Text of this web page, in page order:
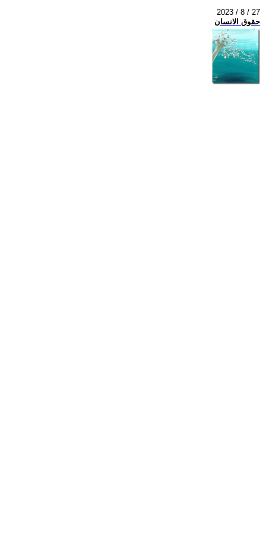
2023 / 8 / 27
حقوق الانسان